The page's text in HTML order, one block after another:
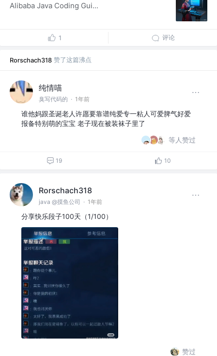
Alibaba Java Coding Gui...
1 评论
Rorschach318 赞了这篇沸点
纯情喵
臭写代码的 · 1年前
谁他妈跟圣诞老人许愿要靠谱纯爱专一粘人可爱脾气好爱
报备特别萌的宝宝 老子现在被装袜子里了
等人赞过
19 10
Rorschach318
java @摸鱼公司 · 1年前
分享快乐段子100天（1/100）
赞过